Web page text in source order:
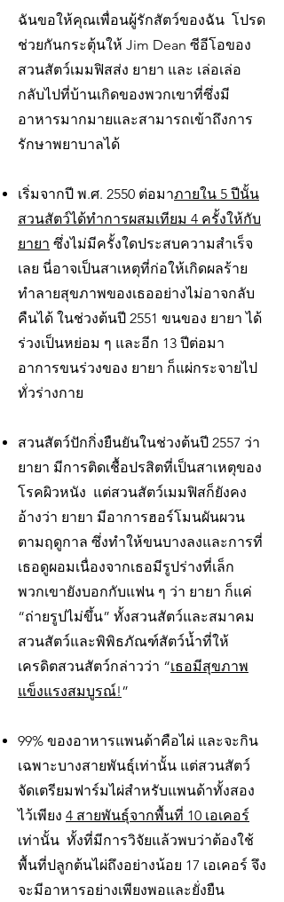
ฉันขอให้คุณเพื่อนผู้รักสัตว์ของฉัน โปรด
ช่วยกันกระตุ้นให้ Jim Dean ซีอีโอของ
สวนสัตว์เมมฟิสส่ง ยายา และ เล่อเล่อ
กลับไปที่บ้านเกิดของพวกเขาที่ซึ่งมี
อาหารมากมายและสามารถเข้าถึงการ
รักษาพยาบาลได้
เริ่มจากปี พ.ศ. 2550 ต่อมาภายใน 5 ปีนั้น
สวนสัตว์ได้ทำการผสมเทียม 4 ครั้งให้กับ
ยายา ซึ่งไม่มีครั้งใดประสบความสำเร็จ
เลย นี่อาจเป็นสาเหตุที่ก่อให้เกิดผลร้าย
ทำลายสุขภาพของเธออย่างไม่อาจกลับ
คืนได้ ในช่วงต้นปี 2551 ขนของ ยายา ได้
ร่วงเป็นหย่อม ๆ และอีก 13 ปีต่อมา
อาการขนร่วงของ ยายา ก็แผ่กระจายไป
ทั่วร่างกาย
สวนสัตว์ปักกิ่งยืนยันในช่วงต้นปี 2557 ว่า
ยายา มีการติดเชื้อปรสิตที่เป็นสาเหตุของ
โรคผิวหนัง แต่สวนสัตว์เมมฟิสก็ยังคง
อ้างว่า ยายา มีอาการฮอร์โมนผันผวน
ตามฤดูกาล ซึ่งทำให้ขนบางลงและการที่
เธอดูผอมเนื่องจากเธอมีรูปร่างที่เล็ก
พวกเขายังบอกกับแฟน ๆ ว่า ยายา ก็แค่
“ถ่ายรูปไม่ขึ้น” ทั้งสวนสัตว์และสมาคม
สวนสัตว์และพิพิธภัณฑ์สัตว์น้ำที่ให้
เครดิตสวนสัตว์กล่าวว่า “เธอมีสุขภาพ
แข็งแรงสมบูรณ์!”
99% ของอาหารแพนด้าคือไผ่ และจะกิน
เฉพาะบางสายพันธุ์เท่านั้น แต่สวนสัตว์
จัดเตรียมฟาร์มไผ่สำหรับแพนด้าทั้งสอง
ไว้เพียง 4 สายพันธุ์จากพื้นที่ 10 เอเคอร์
เท่านั้น ทั้งที่มีการวิจัยแล้วพบว่าต้องใช้
พื้นที่ปลูกต้นไผ่ถึงอย่างน้อย 17 เอเคอร์ จึง
จะมีอาหารอย่างเพียงพอและยั่งยืน